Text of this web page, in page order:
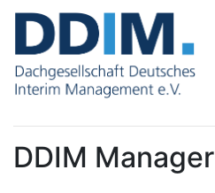
DDIM Manager